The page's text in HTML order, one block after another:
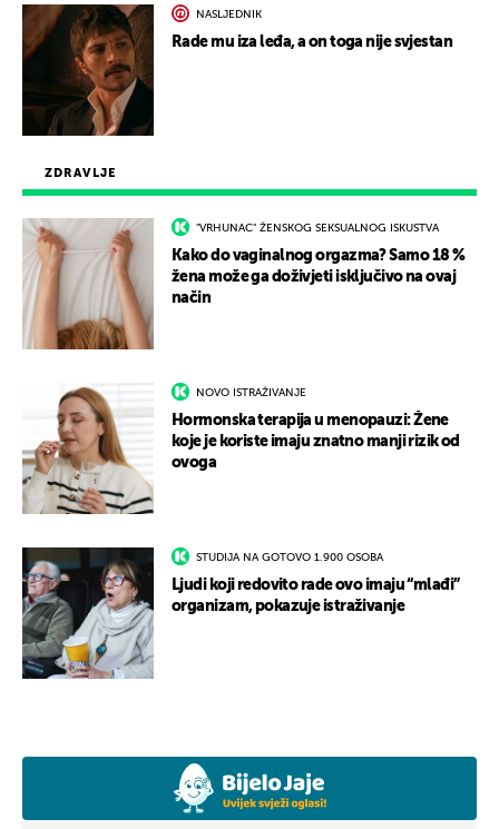
ZDRAVLJE
"VRHUNAC" ŽENSKOG SEKSUALNOG ISKUSTVA
Kako do vaginalnog orgazma? Samo 18 %
žena može ga doživjeti isključivo na ovaj
način
NOVO ISTRAŽIVANJE
Hormonska terapija u menopauzi: Žene
koje je koriste imaju znatno manji rizik od
ovoga
STUDIJA NA GOTOVO 1.900 OSOBA
Ljudi koji redovito rade ovo imaju “mlađi”
organizam, pokazuje istraživanje
NASLJEDNIK
Rade mu iza leđa, a on toga nije svjestan